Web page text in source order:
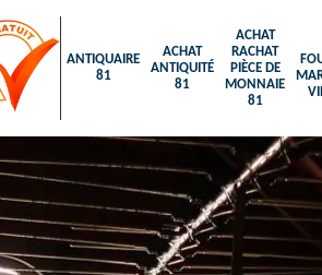
ANTIQUAIRE
81
ACHAT
ANTIQUITÉ
81
ACHAT
RACHAT
PIÈCE DE
MONNAIE
81